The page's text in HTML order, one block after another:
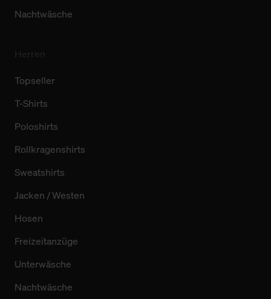
Nachtwäsche
Topseller
T-Shirts
Poloshirts
Rollkragenshirts
Sweatshirts
Jacken / Westen
Hosen
Freizeitanzüge
Unterwäsche
Nachtwäsche